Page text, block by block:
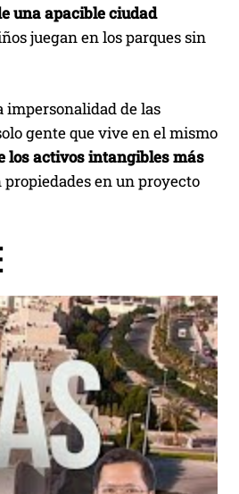
una apacible ciudad
juegan en los parques sin
impersonalidad de las
gente que vive en el mismo
los activos intangibles más
en un proyecto